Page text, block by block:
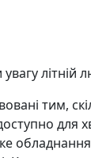
літній
тим,
для